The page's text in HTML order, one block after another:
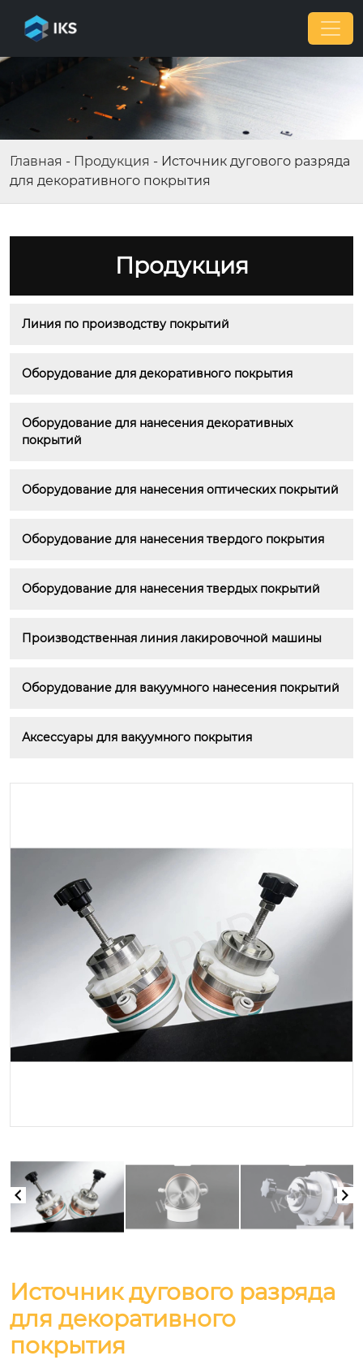
Главная - Продукция - Источник дугового разряда
для декоративного покрытия
Продукция
Линия по производству покрытий
Оборудование для декоративного покрытия
Оборудование для нанесения декоративных
покрытий
Оборудование для нанесения оптических покрытий
Оборудование для нанесения твердого покрытия
Оборудование для нанесения твердых покрытий
Производственная линия лакировочной машины
Оборудование для вакуумного нанесения покрытий
Аксессуары для вакуумного покрытия
Источник дугового разряда
для декоративного
покрытия